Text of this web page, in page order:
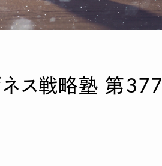
ネス戦略塾 第377